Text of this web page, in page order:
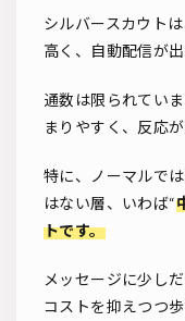
シルバースカウト
高く、自動配信が
通数は限られてい
まりやすく、反応
特に、ノーマルで
はない層、いわば“
トです。
メッセージに少し
コストを抑えつつ